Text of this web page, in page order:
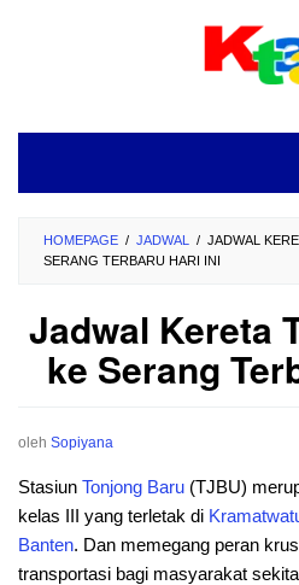
HOMEPAGE / JADWAL / JADWAL
SERANG TERBARU HARI INI
Jadwal Kereta
ke Serang
oleh Sopiyana
Stasiun Tonjong Baru (TJBU)
kelas III yang terletak di
Banten. Dan memegang peran
transportasi bagi masyarakat